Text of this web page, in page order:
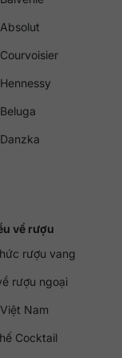
về rượu
rượu vang
rượu ngoại
Nam
Cocktail